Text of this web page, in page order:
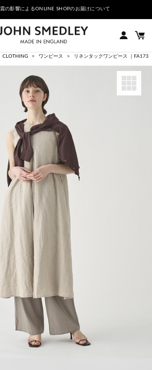
の影響によるONLINE SHOPのお届けについて
CLOTHING ワンピース リネンタックワンピース ｜FA173